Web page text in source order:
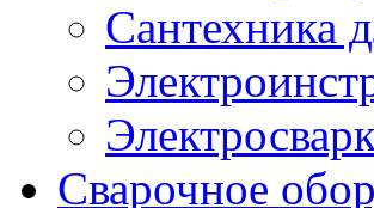
Сантехника
Сварочное